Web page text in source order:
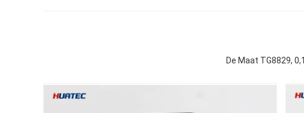
De Maat TG8829,